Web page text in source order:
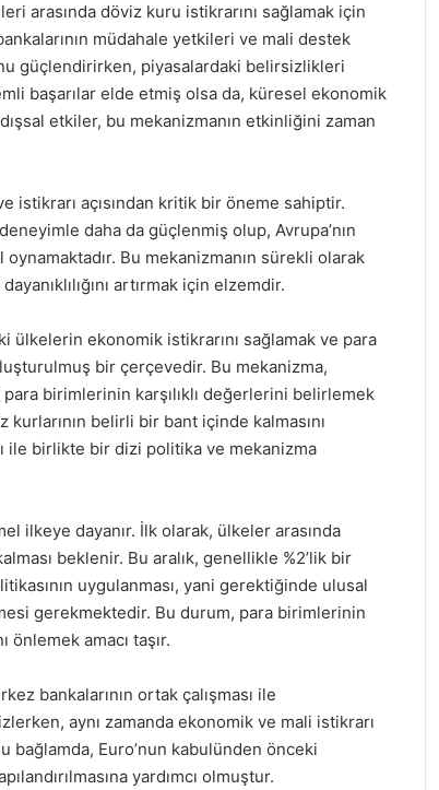
arasında döviz kuru istikrarını sağlamak için
müdahale yetkileri ve mali destek
güçlendirirken, piyasalardaki belirsizlikleri
başarılar elde etmiş olsa da, küresel ekonomik
etkiler, bu mekanizmanın etkinliğini zaman
istikrarı açısından kritik bir öneme sahiptir.
daha da güçlenmiş olup, Avrupa’nın
Bu mekanizmanın sürekli olarak
artırmak için elzemdir.
ülkelerin ekonomik istikrarını sağlamak ve para
bir çerçevedir. Bu mekanizma,
para birimlerinin karşılıklı değerlerini belirlemek
belirli bir bant içinde kalmasını
ile birlikte bir dizi politika ve mekanizma
ilkeye dayanır. İlk olarak, ülkeler arasında
beklenir. Bu aralık, genellikle %2’lik bir
uygulanması, yani gerektiğinde ulusal
gerekmektedir. Bu durum, para birimlerinin
önlemek amacı taşır.
bankalarının ortak çalışması ile
aynı zamanda ekonomik ve mali istikrarı
Euro’nun kabulünden önceki
yardımcı olmuştur.